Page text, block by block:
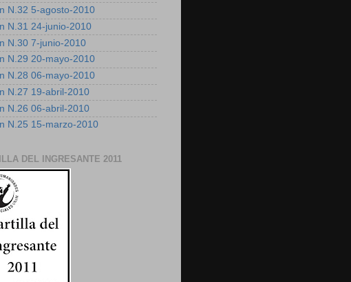
N.32 5-agosto-2010
N.31 24-junio-2010
N.30 7-junio-2010
N.29 20-mayo-2010
N.28 06-mayo-2010
N.27 19-abril-2010
N.26 06-abril-2010
N.25 15-marzo-2010
DEL INGRESANTE 2011